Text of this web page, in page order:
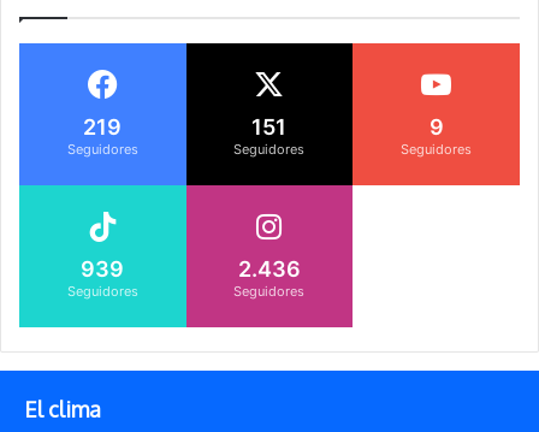
219
Seguidores
151
Seguidores
9
Seguidores
939
Seguidores
2.436
Seguidores
El clima